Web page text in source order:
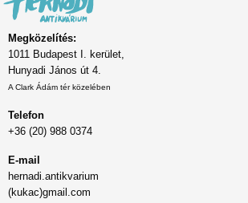
Megközelítés:
1011 Budapest I. kerület,
Hunyadi János út 4.
A Clark Ádám tér közelében
Telefon
+36 (20) 988 0374
E-mail
hernadi.antikvarium
(kukac)gmail.com